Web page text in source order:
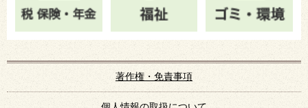
著作権・免責事項